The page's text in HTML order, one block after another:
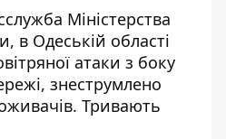
Міністерства
в Одеській області
атаки з боку
, знеструмлено
Тривають